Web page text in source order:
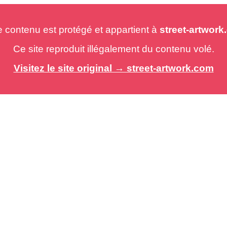
est protégé et appartient à street-
Ce site reproduit illégalement du contenu volé.
Visitez le site original → street-artwork.com